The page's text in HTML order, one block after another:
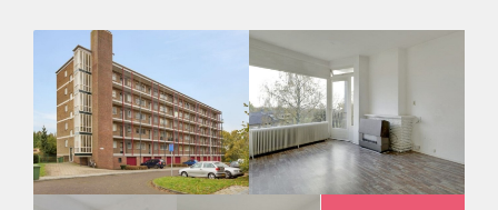
Huisdieren toegestaan: Afhankelijk van de Eigenaar
Huurtoeslag grens: Ja
Geschikt voor studenten: Afhankelijk van de Eigenaar